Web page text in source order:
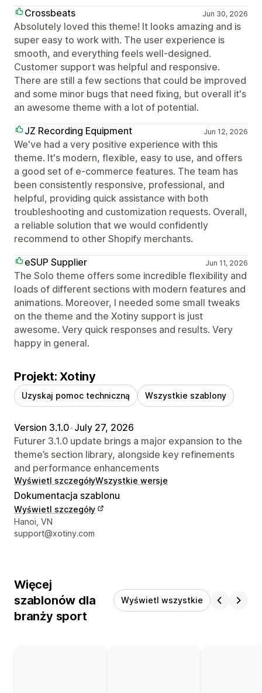
Crossbeats
Jun 30, 2026
Absolutely loved this theme! It looks amazing and is
super easy to work with. The user experience is
smooth, and everything feels well-designed.
Customer support was helpful and responsive.
There are still a few sections that could be improved
and some minor bugs that need fixing, but overall it's
an awesome theme with a lot of potential.
JZ Recording Equipment
Jun 12, 2026
We've had a very positive experience with this
theme. It's modern, flexible, easy to use, and offers
a good set of e-commerce features. The team has
been consistently responsive, professional, and
helpful, providing quick assistance with both
troubleshooting and customization requests. Overall,
a reliable solution that we would confidently
recommend to other Shopify merchants.
eSUP Supplier
Jun 11, 2026
The Solo theme offers some incredible flexibility and
loads of different sections with modern features and
animations. Moreover, I needed some small tweaks
on the theme and the Xotiny support is just
awesome. Very quick responses and results. Very
happy in general.
Projekt: Xotiny
Uzyskaj pomoc techniczną Wszystkie szablony
Version 3.1.0•July 27, 2026
Futurer 3.1.0 update brings a major expansion to the
theme’s section library, alongside key refinements
and performance enhancements
Wyświetl szczegółyWszystkie wersje
Dokumentacja szablonu
Wyświetl szczegóły
Dane kontaktowe projektanta
Hanoi, VN
support@xotiny.com
Więcej
szablonów dla
branży sport
Wyświetl wszystkie